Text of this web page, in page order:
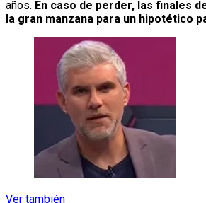
años. En caso de perder, las finales
la gran manzana para un hipotético
Ver también